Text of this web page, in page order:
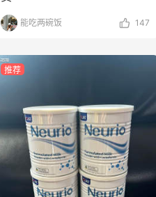
能吃两碗饭 147
推荐